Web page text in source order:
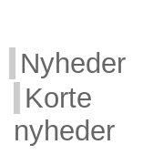
Nyheder
Korte
nyheder